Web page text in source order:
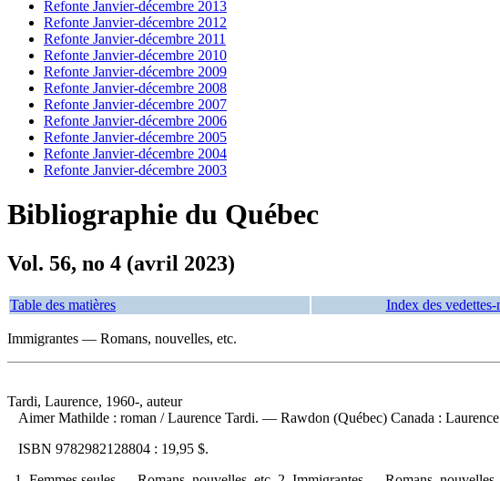
Refonte Janvier-décembre 2013
Refonte Janvier-décembre 2012
Refonte Janvier-décembre 2011
Refonte Janvier-décembre 2010
Refonte Janvier-décembre 2009
Refonte Janvier-décembre 2008
Refonte Janvier-décembre 2007
Refonte Janvier-décembre 2006
Refonte Janvier-décembre 2005
Refonte Janvier-décembre 2004
Refonte Janvier-décembre 2003
Bibliographie du Québec
Vol. 56, no 4 (avril 2023)
Table des matières Index des vedettes-
Immigrantes — Romans, nouvelles, etc.
Tardi, Laurence, 1960-, auteur
Aimer Mathilde : roman / Laurence Tardi. — Rawdon (Québec) Canada :
ISBN 9782982128804 : 19,95 $.